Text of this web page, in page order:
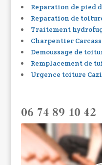
Reparation de pied
Reparation de
Traitement
Charpentier
Demoussage de
Remplacement de
Urgence toiture
06 74 89 10 42